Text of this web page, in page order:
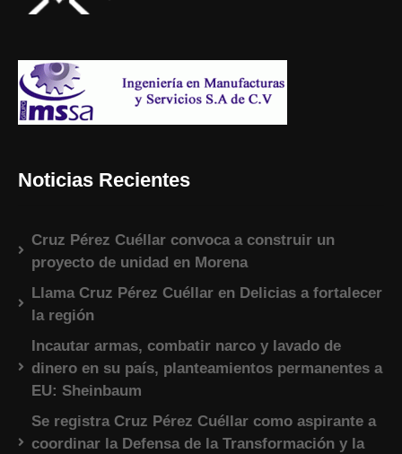
Noticias Recientes
Cruz Pérez Cuéllar convoca a construir un
proyecto de unidad en Morena
Llama Cruz Pérez Cuéllar en Delicias a fortalecer
la región
Incautar armas, combatir narco y lavado de
dinero en su país, planteamientos permanentes a
EU: Sheinbaum
Se registra Cruz Pérez Cuéllar como aspirante a
coordinar la Defensa de la Transformación y la